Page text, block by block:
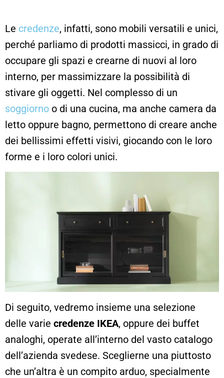
Le credenze, infatti, sono mobili versatili e unici,
perché parliamo di prodotti massicci, in grado di
occupare gli spazi e crearne di nuovi al loro
interno, per massimizzare la possibilità di
stivare gli oggetti. Nel complesso di un
soggiorno o di una cucina, ma anche camera da
letto oppure bagno, permettono di creare anche
dei bellissimi effetti visivi, giocando con le loro
forme e i loro colori unici.
Di seguito, vedremo insieme una selezione
delle varie credenze IKEA, oppure dei buffet
analoghi, operate all’interno del vasto catalogo
dell’azienda svedese. Sceglierne una piuttosto
che un’altra è un compito arduo, specialmente